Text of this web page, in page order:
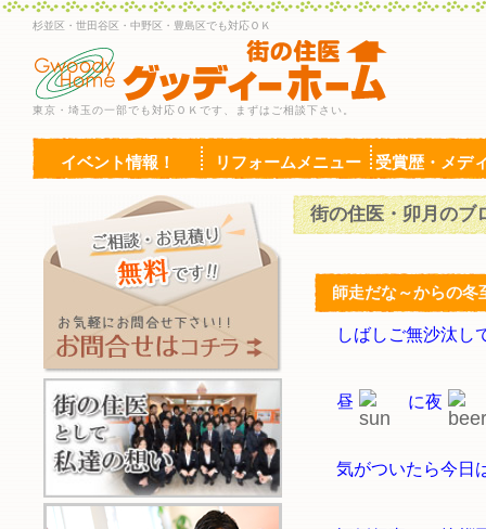
杉並区・世田谷区・中野区・豊島区でも対応ＯＫ
東京・埼玉の一部でも対応ＯＫです、まずはご相談下さい。
イベント情報！ リフォームメニュー 受賞歴・メデ
街の住医・卯月のブ
師走だな～からの冬
しばしご無沙汰し
昼 に夜
気がついたら今日